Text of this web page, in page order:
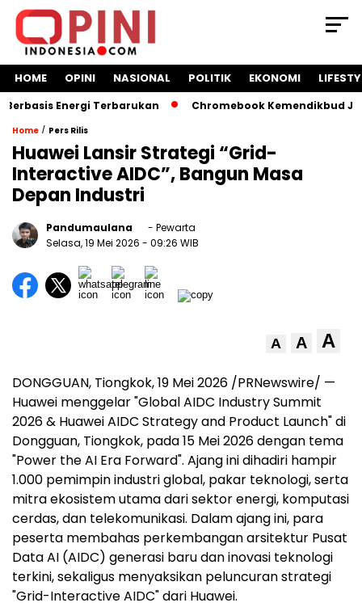
HOME OPINI NASIONAL POLITIK EKONOMI
Energi Terbarukan Chromebook Kemendikbud Jadi
Home / Pers Rilis
Huawei Lansir Strategi “Grid-
Interactive AIDC”, Bangun Masa
Depan Industri
Pandumaulana
- Pewarta
Selasa, 19 Mei 2026 - 09:26 WIB
A A A
DONGGUAN, Tiongkok, 19 Mei 2026 /PRNewswire/ —
Huawei menggelar "Global AIDC Industry Summit
2026 & Huawei AIDC Strategy and Product Launch" di
Dongguan, Tiongkok, pada 15 Mei 2026 dengan tema
"Power the AI Era Forward". Ajang ini dihadiri hampir
1.000 pemimpin industri global, pakar teknologi, serta
mitra ekosistem utama dari sektor energi, komputasi
cerdas, dan telekomunikasi. Dalam ajang ini, para
peserta membahas perkembangan arsitektur Pusat
Data AI (AIDC) generasi baru dan inovasi teknologi
terkini, sekaligus menyaksikan peluncuran strategi
"Grid-Interactive AIDC" dari Huawei.